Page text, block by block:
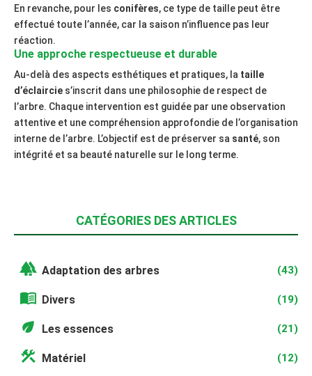
En revanche, pour les conifères, ce type de taille peut être
effectué toute l’année, car la saison n’influence pas leur
réaction.
Une approche respectueuse et durable
Au-delà des aspects esthétiques et pratiques, la taille
d’éclaircie s’inscrit dans une philosophie de respect de
l’arbre. Chaque intervention est guidée par une observation
attentive et une compréhension approfondie de l’organisation
interne de l’arbre. L’objectif est de préserver sa santé, son
intégrité et sa beauté naturelle sur le long terme.
CATÉGORIES DES ARTICLES
forest Adaptation des arbres (43)
menu_book Divers (19)
eco Les essences (21)
construction Matériel (12)